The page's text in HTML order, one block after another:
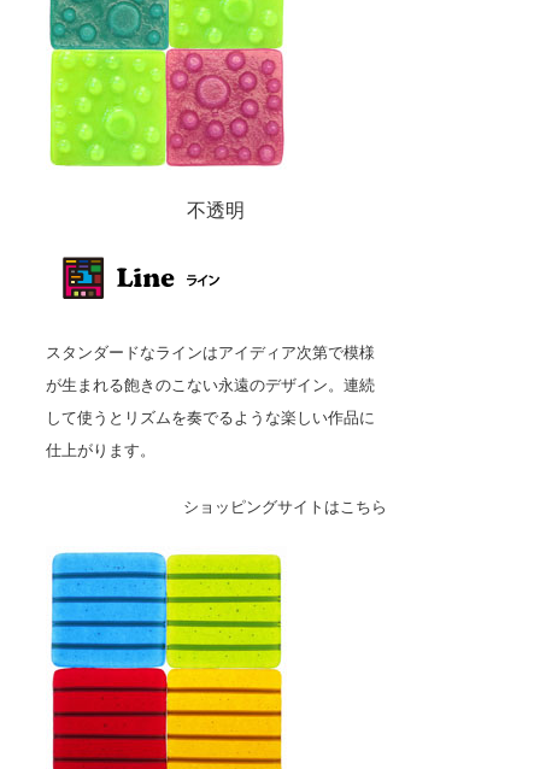
不透明
スタンダードなラインはアイディア次第で模様
が生まれる飽きのこない永遠のデザイン。連続
して使うとリズムを奏でるような楽しい作品に
仕上がります。
ショッピングサイトはこちら